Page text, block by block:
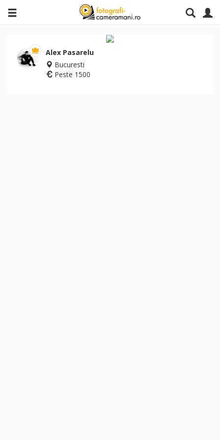
Alex Pasarelu
Bucuresti
Peste 1500